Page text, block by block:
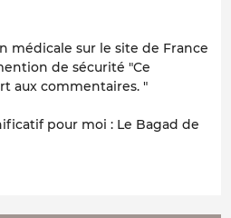
médicale sur le site de France
de sécurité "Ce
aux commentaires. "
pour moi : Le Bagad de